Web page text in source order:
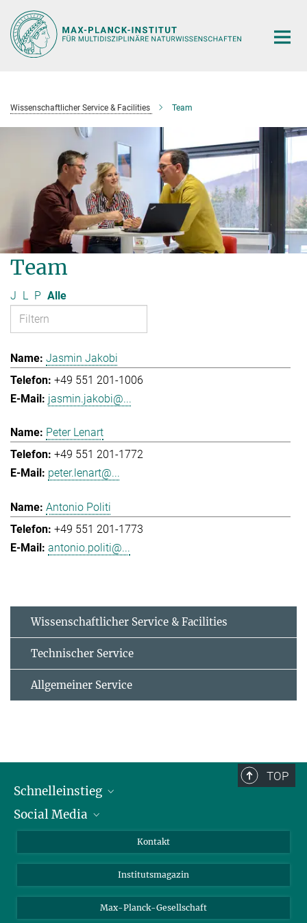
Hauptinhalt
Wissenschaftlicher Service & Facilities Team
Team
J L P Alle
Jasmin Jakobi
+49 551 201-1006
jasmin.jakobi@...
Peter Lenart
+49 551 201-1772
peter.lenart@...
Antonio Politi
+49 551 201-1773
antonio.politi@...
Wissenschaftlicher Service & Facilities
Technischer Service
Allgemeiner Service
TOP
Schnelleinstieg
Alumni
Social Media
Facebook
Kontakt
Institutsmagazin
Max-Planck-Gesellschaft